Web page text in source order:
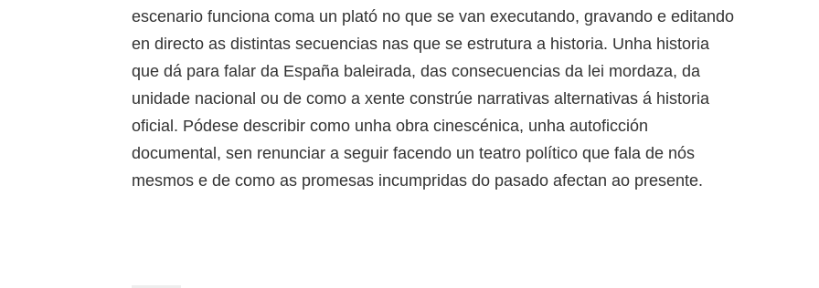
escenario funciona coma un plató no que se van executando, gravando e editando
en directo as distintas secuencias nas que se estrutura a historia. Unha historia
que dá para falar da España baleirada, das consecuencias da lei mordaza, da
unidade nacional ou de como a xente constrúe narrativas alternativas á historia
oficial. Pódese describir como unha obra cinescénica, unha autoficción
documental, sen renunciar a seguir facendo un teatro político que fala de nós
mesmos e de como as promesas incumpridas do pasado afectan ao presente.